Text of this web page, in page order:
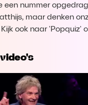
een nummer
maar denken
ook naar 'Popquiz'